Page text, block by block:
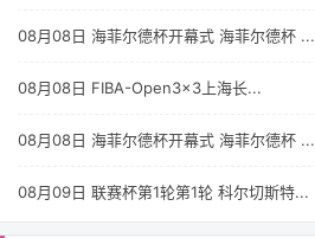
08月08日 海菲尔德杯开幕式 海菲尔德杯 ...
08月08日 FIBA-Open3x3上海长...
08月08日 海菲尔德杯开幕式 海菲尔德杯 ...
08月09日 联赛杯第1轮第1轮 科尔切斯特...